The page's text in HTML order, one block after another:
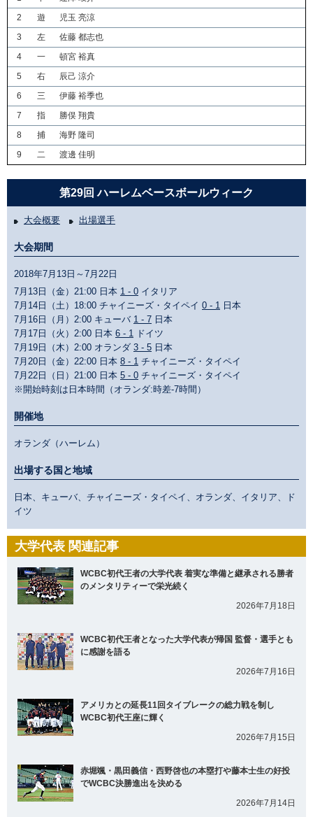
2
遊
児玉 亮涼
3
左
佐藤 都志也
4
一
頓宮 裕真
5
右
辰己 涼介
6
三
伊藤 裕季也
7
指
勝俣 翔貴
8
捕
海野 隆司
9
二 渡邊 佳明
第29回 ハーレムベースボールウィーク
大会概要 出場選手
大会期間
2018年7月13日～7月22日
7月13日（金）21:00 日本 1 - 0 イタリア
7月14日（土）18:00 チャイニーズ・タイペイ 0 - 1 日本
7月16日（月）2:00 キューバ 1 - 7 日本
7月17日（火）2:00 日本 6 - 1 ドイツ
7月19日（木）2:00 オランダ 3 - 5 日本
7月20日（金）22:00 日本 8 - 1 チャイニーズ・タイペイ
7月22日（日）21:00 日本 5 - 0 チャイニーズ・タイペイ
※開始時刻は日本時間（オランダ:時差-7時間）
開催地
オランダ（ハーレム）
出場する国と地域
日本、キューバ、チャイニーズ・タイペイ、オランダ、イタリア、ド
イツ
大学代表 関連記事
WCBC初代王者の大学代表 着実な準備と継承される勝者
のメンタリティーで栄光続く
2026年7月18日
WCBC初代王者となった大学代表が帰国 監督・選手とも
に感謝を語る
2026年7月16日
アメリカとの延長11回タイブレークの総力戦を制し
WCBC初代王座に輝く
2026年7月15日
赤堀颯・黒田義信・西野啓也の本塁打や藤本士生の好投
でWCBC決勝進出を決める
2026年7月14日